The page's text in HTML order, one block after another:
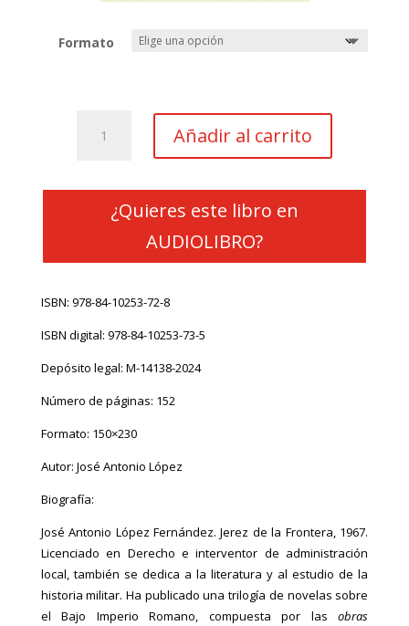
Formato
cantidad
Añadir al carrito
¿Quieres este libro en
AUDIOLIBRO?
ISBN: 978-84-10253-72-8
ISBN digital: 978-84-10253-73-5
Depósito legal: M-14138-2024
Número de páginas: 152
Formato: 150×230
Autor: José Antonio López
Biografía:
José Antonio López Fernández. Jerez de la Frontera, 1967.
Licenciado en Derecho e interventor de administración
local, también se dedica a la literatura y al estudio de la
historia militar. Ha publicado una trilogía de novelas sobre
el Bajo Imperio Romano, compuesta por lasobras